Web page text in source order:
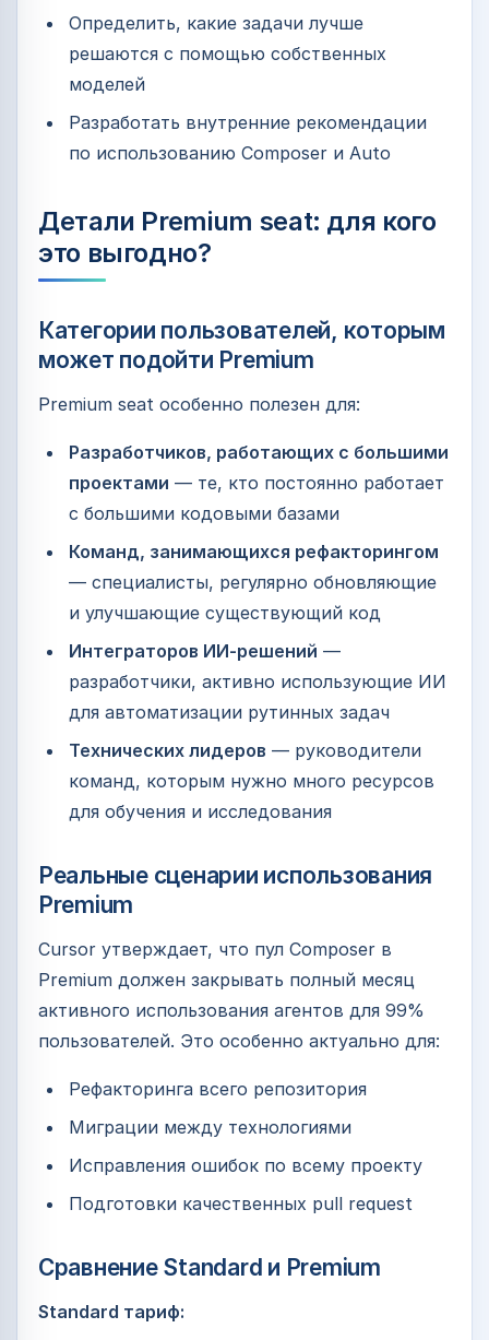
Определить, какие задачи лучше
решаются с помощью собственных
моделей
Разработать внутренние рекомендации
по использованию Composer и Auto
Детали Premium seat: для кого
это выгодно?
Категории пользователей, которым
может подойти Premium
Premium seat особенно полезен для:
Разработчиков, работающих с большими
проектами — те, кто постоянно работает
с большими кодовыми базами
Команд, занимающихся рефакторингом
— специалисты, регулярно обновляющие
и улучшающие существующий код
Интеграторов ИИ-решений —
разработчики, активно использующие ИИ
для автоматизации рутинных задач
Технических лидеров — руководители
команд, которым нужно много ресурсов
для обучения и исследования
Реальные сценарии использования
Premium
Cursor утверждает, что пул Composer в
Premium должен закрывать полный месяц
активного использования агентов для 99%
пользователей. Это особенно актуально для:
Рефакторинга всего репозитория
Миграции между технологиями
Исправления ошибок по всему проекту
Подготовки качественных pull request
Сравнение Standard и Premium
Standard тариф: